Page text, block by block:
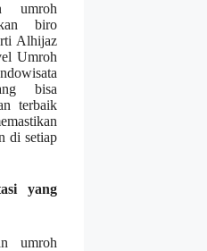
umroh
biro
Alhijaz
Umroh
bisa
terbaik
di setiap
yang
umroh